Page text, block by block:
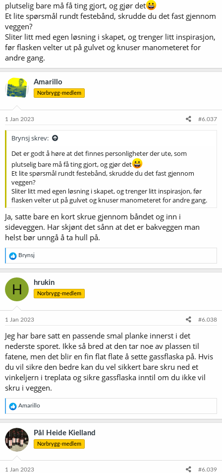
plutselig bare må få ting gjort, og gjør det
Et lite spørsmål rundt festebånd, skrudde du det fast gjennom
veggen?
Sliter litt med egen løsning i skapet, og trenger litt inspirasjon,
før flasken velter ut på gulvet og knuser manometeret for
andre gang.
Amarillo
Norbrygg-medlem
1 Jan 2023 #6.037
Brynsj skrev:
Det er godt å høre at det finnes personligheter der ute, som
plutselig bare må få ting gjort, og gjør det
Et lite spørsmål rundt festebånd, skrudde du det fast gjennom
veggen?
Sliter litt med egen løsning i skapet, og trenger litt inspirasjon, før
flasken velter ut på gulvet og knuser manometeret for andre gang.
Ja, satte bare en kort skrue gjennom båndet og inn i
sideveggen. Har skjønt det sånn at det er bakveggen man
helst bør unngå å ta hull på.
R
e
a
k
s
o
e
:
Brynsj
H hrukin
Norbrygg-medlem
1 Jan 2023 #6.038
Jeg har bare satt en passende smal planke innerst i det
nederste sporet. Ikke så bred at den tar noe av plassen til
fatene, men det blir en fin flat flate å sette gassflaska på. Hvis
du vil sikre den bedre kan du vel sikkert bare skru ned et
vinkeljern i treplata og sikre gassflaska inntil om du ikke vil
skru i veggen.
R
e
a
k
s
j
o
e
Amarillo
Pål Heide Kielland
Norbrygg-medlem
1 Jan 2023 #6.039